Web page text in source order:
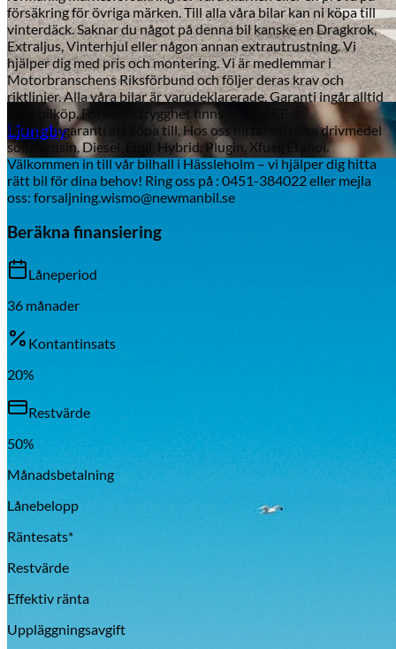
Aixiam
Honda
Ljungby
försäkring för övriga märken. Till alla våra bilar kan ni köpa till
vinterdäck. Saknar du något på denna bil kanske en Dragkrok,
Extraljus, Vinterhjul eller någon annan extrautrustning. Vi
hjälper dig med pris och montering. Vi är medlemmar i
Motorbranschens Riksförbund och följer deras krav och
riktlinjer. Alla våra bilar är varudeklarerade. Garanti ingår alltid
i ditt bilköp. För extra trygghet finns även MRF-
Premiumgaranti att köpa till. Hos oss hittar du olika drivmedel
som Bensin, Diesel, Elbil, Hybrid, Plugin, Xfuel, Etanol.
Välkommen in till vår bilhall i Hässleholm – vi hjälper dig hitta
rätt bil för dina behov! Ring oss på : 0451-384022 eller mejla
oss: forsaljning.wismo@newmanbil.se
Beräkna finansiering
Låneperiod
36 månader
Kontantinsats
20%
Restvärde
50%
Månadsbetalning
Lånebelopp
Räntesats*
Restvärde
Effektiv ränta
Uppläggningsavgift